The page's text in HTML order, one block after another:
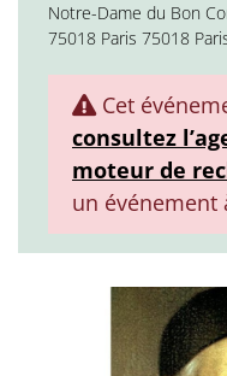
Notre-Dame du Bon
75018 Paris 75018
Cet
consultez
moteur de
un événement